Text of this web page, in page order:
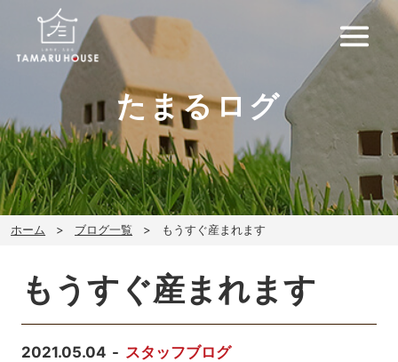
たまるログ
ホーム ブログ一覧 もうすぐ産まれます
もうすぐ産まれます
2021.05.04 スタッフブログ